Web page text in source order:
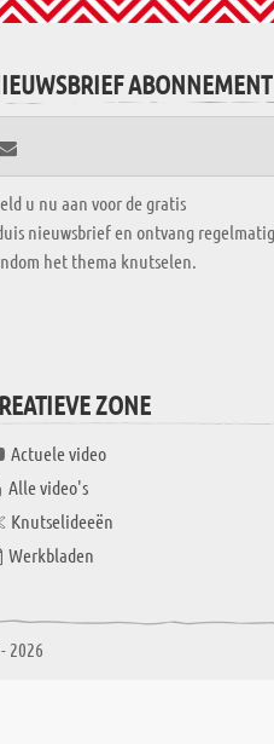
ABONNEMENT
u nu aan voor de gratis
nieuwsbrief en ontvang
het thema knutselen.
ZONE
Actuele video
Alle video's
Knutselideeën
Werkbladen
2026